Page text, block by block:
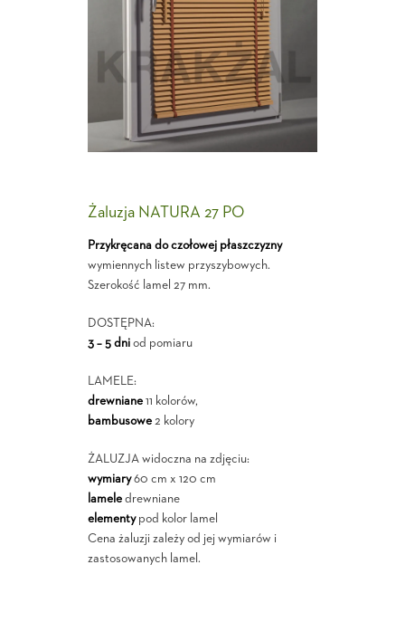
Żaluzja NATURA 27 PO
Przykręcana do czołowej płaszczyzny
wymiennych listew przyszybowych.
Szerokość lamel 27 mm.
DOSTĘPNA:
3 – 5 dniod pomiaru
LAMELE:
drewniane11 kolorów,
bambusowe2 kolory
ŻALUZJA widoczna na zdjęciu:
wymiary60 cm x 120 cm
lameledrewniane
elementypod kolor lamel
Cena żaluzji zależy od jej wymiarów i
zastosowanych lamel.